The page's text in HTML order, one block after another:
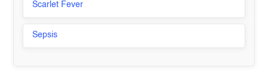
Scarlet Fever
Sepsis